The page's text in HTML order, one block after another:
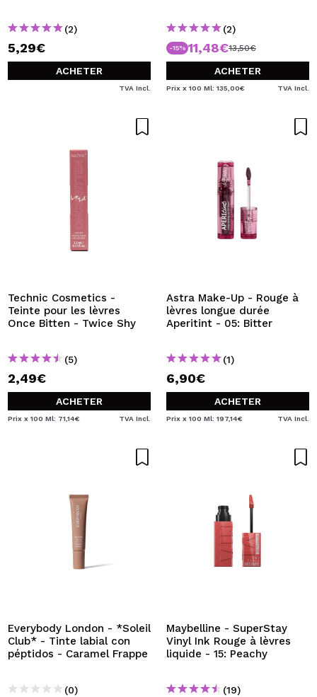
(2)
5,29€
ACHETER
TVA Incl.
(2)
-15% 11,48€13,50€
ACHETER
Prix x 100 Ml: 135,00€ TVA Incl.
Technic Cosmetics -
Teinte pour les lèvres
Once Bitten - Twice Shy
(5)
2,49€
ACHETER
Prix x 100 Ml: 71,14€ TVA Incl.
Astra Make-Up - Rouge à
lèvres longue durée
Aperitint - 05: Bitter
(1)
6,90€
ACHETER
Prix x 100 Ml: 197,14€ TVA Incl.
Everybody London - *Soleil
Club* - Tinte labial con
péptidos - Caramel Frappe
(0)
Maybelline - SuperStay
Vinyl Ink Rouge à lèvres
liquide - 15: Peachy
(19)